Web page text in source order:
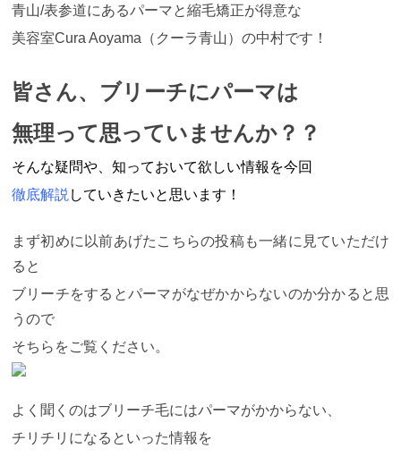
青山/表参道にあるパーマと縮毛矯正が得意な
美容室Cura Aoyama（クーラ青山）の中村です！
皆さん、ブリーチにパーマは
無理って思っていませんか？？
そんな疑問や、知っておいて欲しい情報を今回
徹底解説 していきたいと思います！
まず初めに以前あげたこちらの投稿も一緒に見ていただけ
ると
ブリーチをするとパーマがなぜかからないのか分かると思
うので
そちらをご覧ください。
よく聞くのはブリーチ毛にはパーマがかからない、
チリチリになるといった情報を